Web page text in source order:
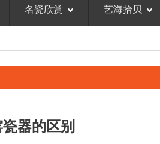
名瓷欣赏 艺海拾贝
器的区别